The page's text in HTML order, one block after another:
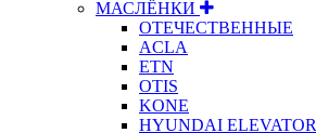
МАСЛЁНКИ
ОТЕЧЕСТВЕННЫЕ
ACLA
ETN
OTIS
KONE
HYUNDAI ELEVATOR